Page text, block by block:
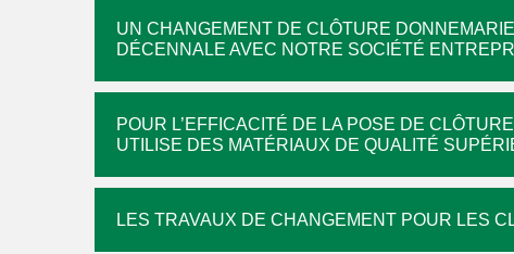
UN CHANGEMENT DE CLÔTURE
DÉCENNALE AVEC NOTRE SOCIÉTÉ
POUR L’EFFICACITÉ DE LA POSE DE
UTILISE DES MATÉRIAUX DE QUALITÉ
LES TRAVAUX DE CHANGEMENT POUR LES